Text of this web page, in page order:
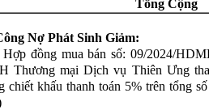
Tổng Cộng
Nợ Phát Sinh Giảm:
Hợp đồng mua bán số: 09/2024/
Thương mại Dịch vụ Thiên Ưng
chiết khấu thanh toán 5% trên tổng